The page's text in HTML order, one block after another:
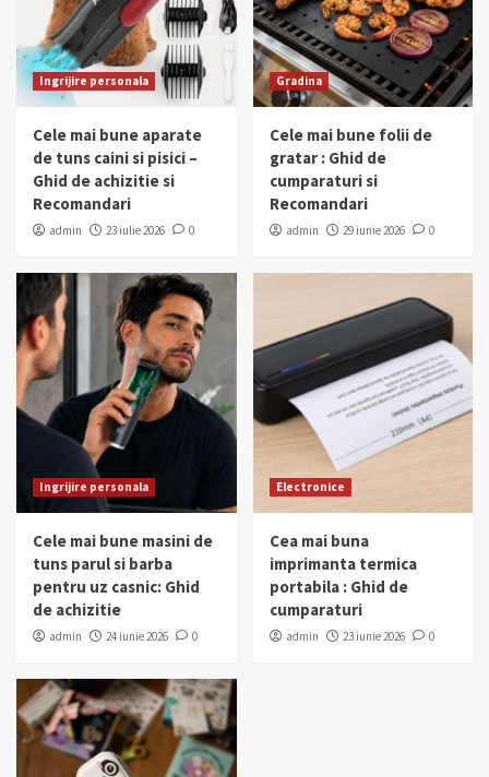
Ingrijire personala
Cele mai bune aparate
de tuns caini si pisici –
Ghid de achizitie si
Recomandari
admin 23 iulie 2026 0
Gradina
Cele mai bune folii de
gratar : Ghid de
cumparaturi si
Recomandari
admin 29 iunie 2026 0
Ingrijire personala
Cele mai bune masini de
tuns parul si barba
pentru uz casnic: Ghid
de achizitie
admin 24 iunie 2026 0
Electronice
Cea mai buna
imprimanta termica
portabila : Ghid de
cumparaturi
admin 23 iunie 2026 0